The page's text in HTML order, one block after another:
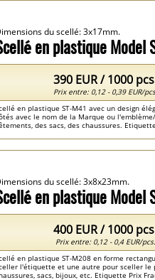
en plastique Model
du scellé: 3x17mm.
en plastique ST-M41 avec un design
avec le nom de la Marque ou
des sacs, des chaussures.
390 EUR / 1000
Prix entre: 0,12 - 0,39 EUR/
en plastique Model
du scellé: 3x8x23mm.
en plastique ST-M208 en forme
l'étiquette et une autre pour sceller
sacs, bijoux, etc. Etiquette Prix
400 EUR / 1000
Prix entre: 0,12 - 0,4 EUR/pcs.